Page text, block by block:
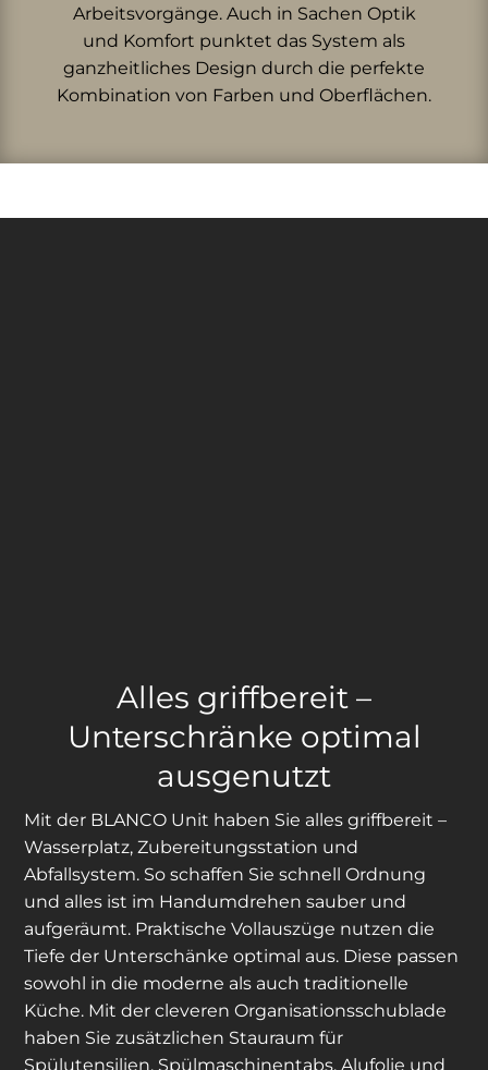
Arbeitsvorgänge. Auch in Sachen Optik
und Komfort punktet das System als
ganzheitliches Design durch die perfekte
Kombination von Farben und Oberflächen.
Alles griffbereit –
Unterschränke optimal
ausgenutzt
Mit der BLANCO Unit haben Sie alles griffbereit –
Wasserplatz, Zubereitungsstation und
Abfallsystem. So schaffen Sie schnell Ordnung
und alles ist im Handumdrehen sauber und
aufgeräumt. Praktische Vollauszüge nutzen die
Tiefe der Unterschänke optimal aus. Diese passen
sowohl in die moderne als auch traditionelle
Küche. Mit der cleveren Organisationsschublade
haben Sie zusätzlichen Stauraum für
Spülutensilien, Spülmaschinentabs, Alufolie und